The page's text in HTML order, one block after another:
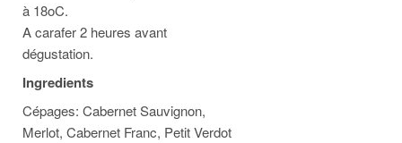
à 18oC.
A carafer 2 heures avant
dégustation.
Ingredients
Cépages: Cabernet Sauvignon,
Merlot, Cabernet Franc, Petit Verdot